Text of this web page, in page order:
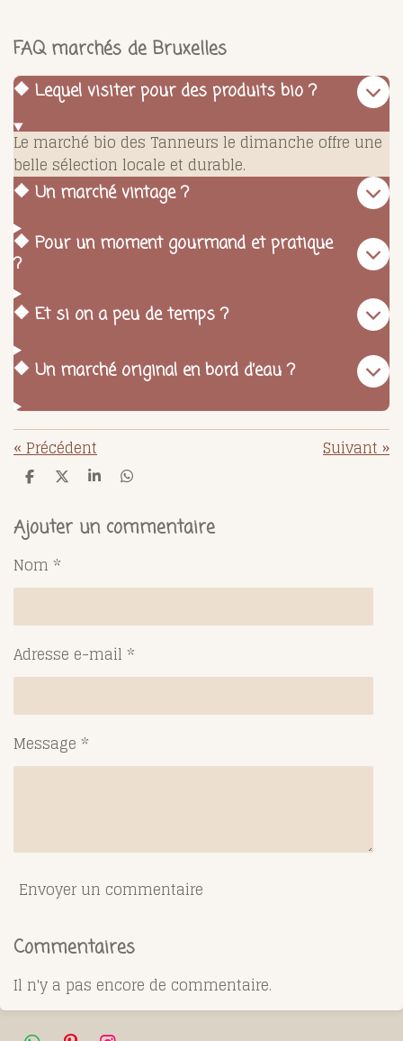
FAQ marchés de Bruxelles
🔶 Lequel visiter pour des produits bio ?
Le marché bio des Tanneurs le dimanche offre une
belle sélection locale et durable.
🔶 Un marché vintage ?
🔶 Pour un moment gourmand et pratique
?
🔶 Et si on a peu de temps ?
🔶 Un marché original en bord d’eau ?
«Précédent Suivant»
P
t
a
e
r
P
t
a
r
P
t
a
r
P
t
a
r
Ajouter un commentaire
Nom *
Adresse e-mail *
Message *
Envoyer un commentaire
Commentaires
Il n'y a pas encore de commentaire.